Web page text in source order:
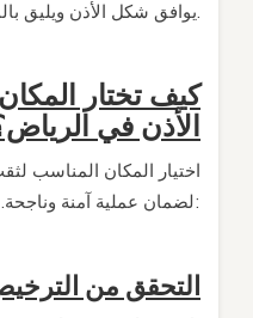
يوافق شكل الأذن ويليق بالمظهر العام.
كيف تختار
الأذن في
اختيار المكان المناسب
لضمان عملية آمنة وناجحة. إليك بعض النصائح المهمة:
التحقق من